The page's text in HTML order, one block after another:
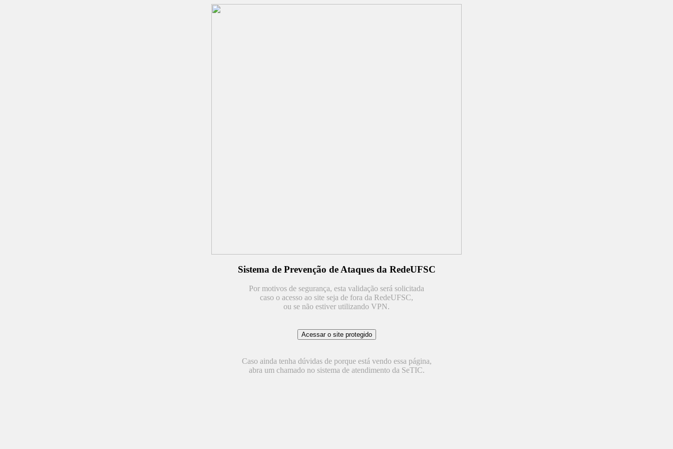
Sistema de Prevenção de Ataques da RedeUFSC
Por motivos de segurança, esta validação será solicitada
caso o acesso ao site seja de fora da RedeUFSC,
ou se não estiver utilizando VPN.
Caso ainda tenha dúvidas de porque está vendo essa página,
abra um chamado no sistema de atendimento da SeTIC.